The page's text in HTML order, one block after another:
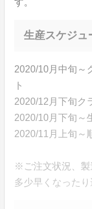
す。
生産スケジュ
2020/10月中旬～
ト
2020/12月下旬ク
2020/10月下旬～
2020/11月上旬～
※ご注文状況、製
多少早くなった